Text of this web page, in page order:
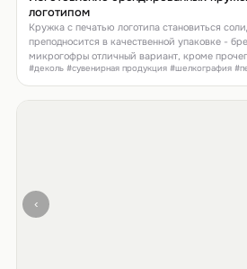
логотипом
Кружка с печатью логотипа становиться
преподносится в качественной упаковке -
микрогофры отличный вариант, кроме
транспортировке.
#деколь #сувенирная продукция #шелкография
‹